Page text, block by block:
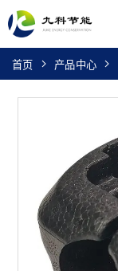
首页 产品中心